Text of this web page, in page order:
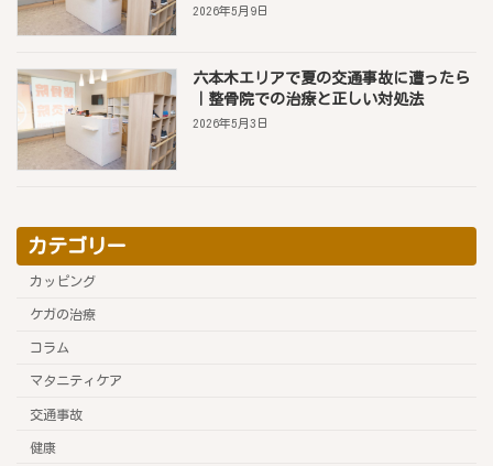
2026年5月9日
六本木エリアで夏の交通事故に遭ったら
｜整骨院での治療と正しい対処法
2026年5月3日
カテゴリー
カッピング
ケガの治療
コラム
マタニティケア
交通事故
健康